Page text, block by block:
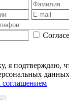
я подтверждаю,
соглашением